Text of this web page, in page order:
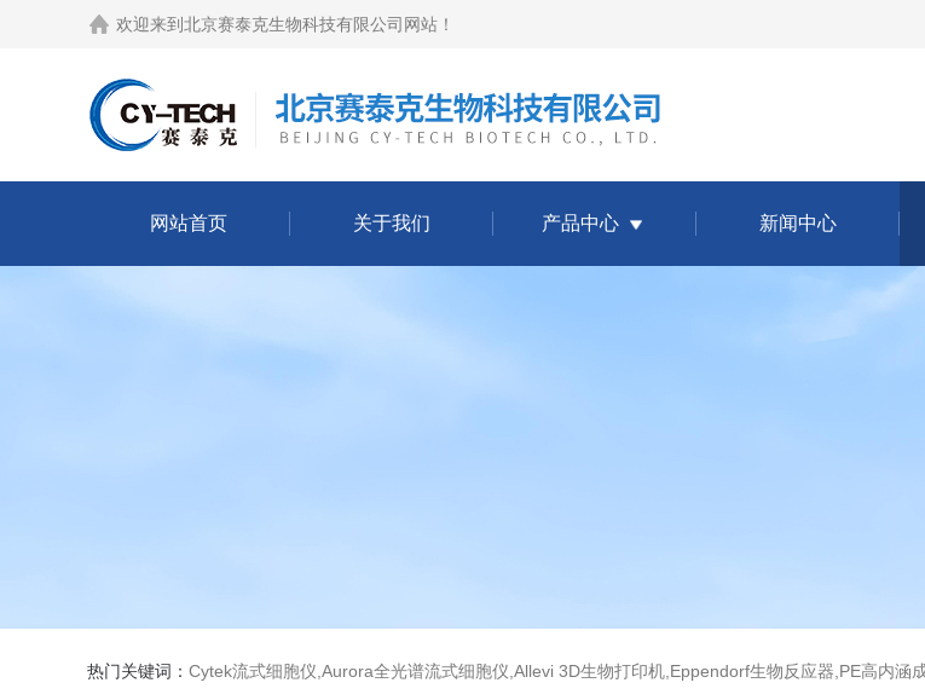
欢迎来到 北京赛泰克生物科技有限公司网站 ！
网站首页 关于我们 产品中心 新闻中心
热门关键词： Cytek流式细胞仪,Aurora全光谱流式细胞仪,Allevi 3D生物打印机,Eppendorf生物反应器,PE高内涵